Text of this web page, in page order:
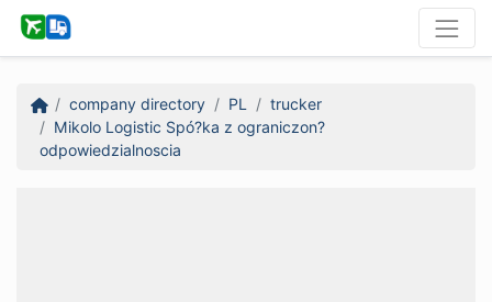
company directory PL
trucker
Mikolo Logistic Spó?ka z ograniczon?
odpowiedzialnoscia